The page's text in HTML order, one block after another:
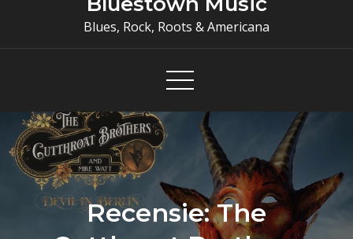
Blues, Rock, Roots & Americana
Recensie: The